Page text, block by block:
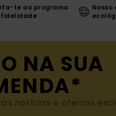
te ao programa
fidelidade
Nosso
NA SUA
notícias e ofertas